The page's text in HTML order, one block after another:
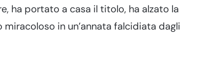
ha portato a casa il titolo, ha alzato la
in un’annata falcidiata dagli